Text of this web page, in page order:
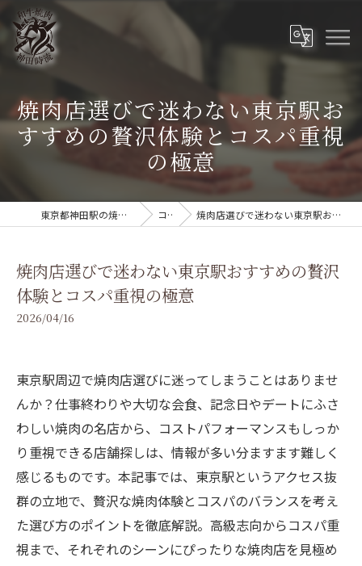
焼肉店選びで迷わない東京駅お
すすめの贅沢体験とコスパ重視
の極意
東京都神田駅の焼肉なら和牛焼肉 神田時流 コラム 焼肉店選びで迷わない東京駅おすすめの贅沢体験とコスパ重視の極意
焼肉店選びで迷わない東京駅おすすめの贅沢
体験とコスパ重視の極意
2026/04/16
東京駅周辺で焼肉店選びに迷ってしまうことはありませ
んか？仕事終わりや大切な会食、記念日やデートにふさ
わしい焼肉の名店から、コストパフォーマンスもしっか
り重視できる店舗探しは、情報が多い分ますます難しく
感じるものです。本記事では、東京駅というアクセス抜
群の立地で、贅沢な焼肉体験とコスパのバランスを考え
た選び方のポイントを徹底解説。高級志向からコスパ重
視まで、それぞれのシーンにぴったりな焼肉店を見極め